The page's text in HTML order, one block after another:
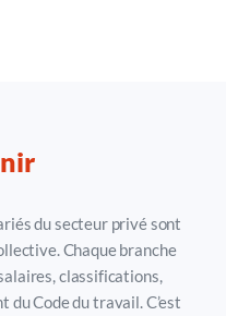
du secteur privé sont
Chaque branche
classifications,
Code du travail. C’est